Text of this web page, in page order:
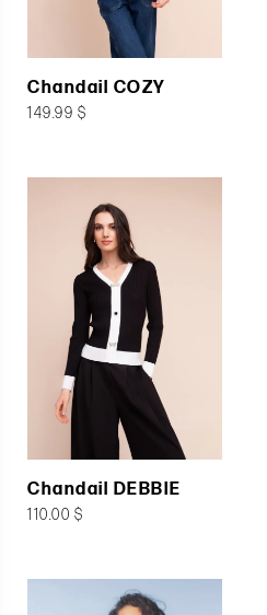
Chandail COZY
149.99 $
Chandail DEBBIE
110.00 $